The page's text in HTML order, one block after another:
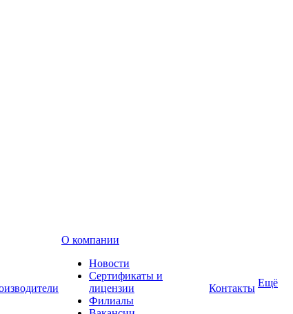
О компании
Новости
Сертификаты и
лицензии
Филиалы
Контакты Ещё